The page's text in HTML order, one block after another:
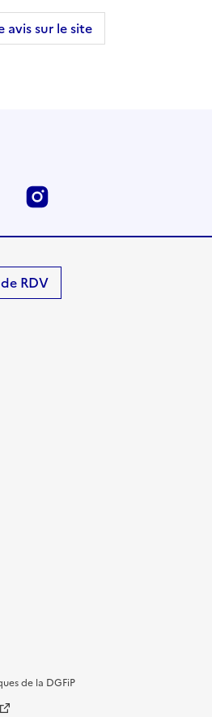
avis sur le site
Linkedin
RDV
de la DGFiP